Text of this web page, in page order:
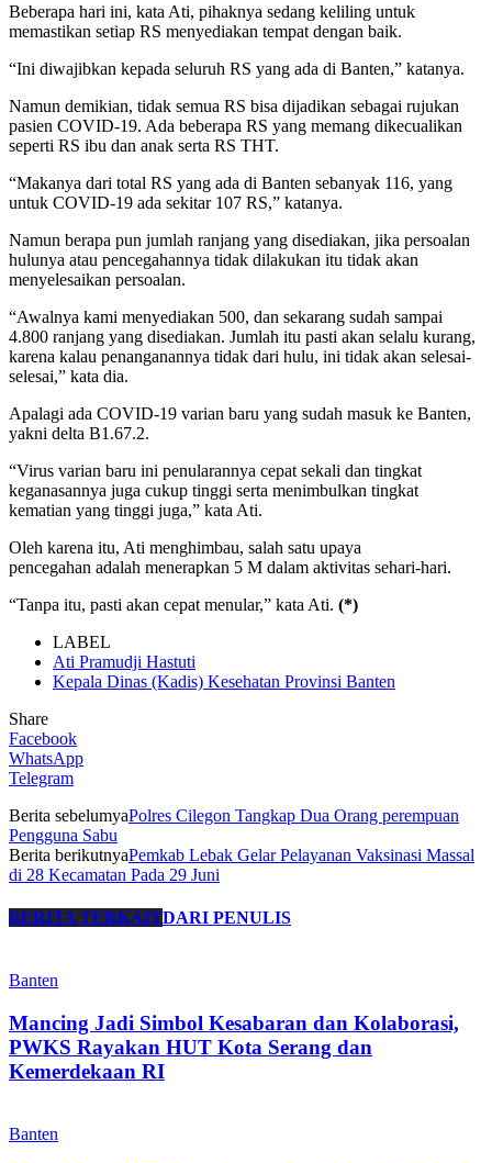
Beberapa hari ini, kata Ati, pihaknya sedang keliling untuk
memastikan setiap RS menyediakan tempat dengan baik.
“Ini diwajibkan kepada seluruh RS yang ada di Banten,” katanya.
Namun demikian, tidak semua RS bisa dijadikan sebagai rujukan
pasien COVID-19. Ada beberapa RS yang memang dikecualikan
seperti RS ibu dan anak serta RS THT.
“Makanya dari total RS yang ada di Banten sebanyak 116, yang
untuk COVID-19 ada sekitar 107 RS,” katanya.
Namun berapa pun jumlah ranjang yang disediakan, jika persoalan
hulunya atau pencegahannya tidak dilakukan itu tidak akan
menyelesaikan persoalan.
“Awalnya kami menyediakan 500, dan sekarang sudah sampai
4.800 ranjang yang disediakan. Jumlah itu pasti akan selalu kurang,
karena kalau penanganannya tidak dari hulu, ini tidak akan selesai-
selesai,” kata dia.
Apalagi ada COVID-19 varian baru yang sudah masuk ke Banten,
yakni delta B1.67.2.
“Virus varian baru ini penularannya cepat sekali dan tingkat
keganasannya juga cukup tinggi serta menimbulkan tingkat
kematian yang tinggi juga,” kata Ati.
Oleh karena itu, Ati menghimbau, salah satu upaya
pencegahan adalah menerapkan 5 M dalam aktivitas sehari-hari.
“Tanpa itu, pasti akan cepat menular,” kata Ati. (*)
LABEL
Ati Pramudji Hastuti
Kepala Dinas (Kadis) Kesehatan Provinsi Banten
Share
Facebook
WhatsApp
Telegram
Berita sebelumyaPolres Cilegon Tangkap Dua Orang perempuan
Pengguna Sabu
Berita berikutnyaPemkab Lebak Gelar Pelayanan Vaksinasi Massal
di 28 Kecamatan Pada 29 Juni
BERITA TERKAITDARI PENULIS
Banten
Mancing Jadi Simbol Kesabaran dan Kolaborasi,
PWKS Rayakan HUT Kota Serang dan
Kemerdekaan RI
Banten